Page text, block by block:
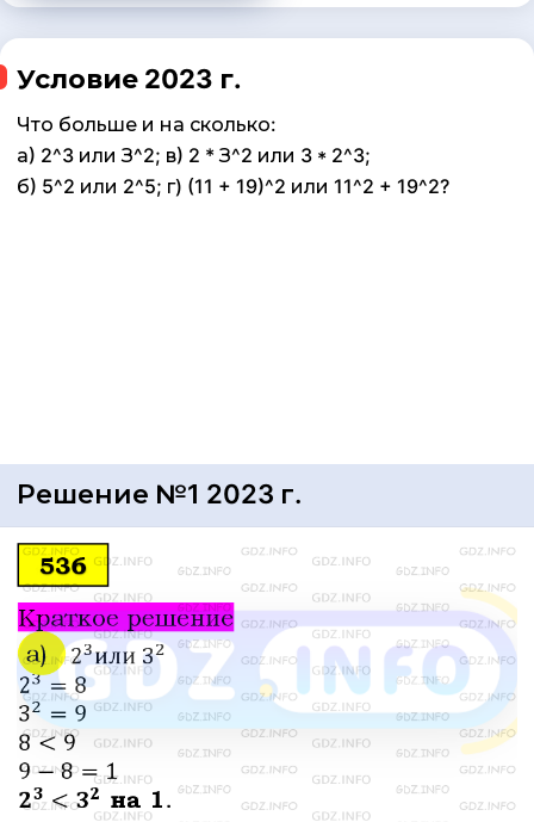
Условие 2023 г.
Что больше и на сколько:
а) 2^3 или З^2; в) 2 * З^2 или 3 * 2^3;
б) 5^2 или 2^5; г) (11 + 19)^2 или 11^2 + 19^2?
Решение №1 2023 г.